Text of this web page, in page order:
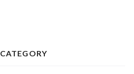
CATEGORY